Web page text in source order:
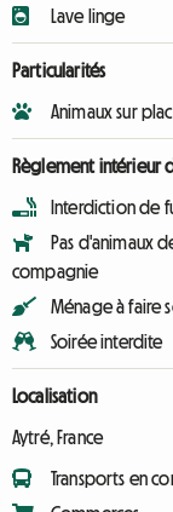
Lave linge
Particularités
Animaux sur
Règlement intérieur
Interdiction de
Pas d'animaux
compagnie
Ménage à faire
Soirée interdite
Localisation
Aytré, France
Transports en